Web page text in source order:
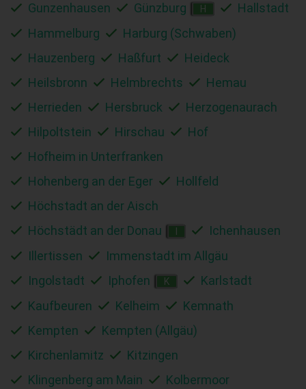
Gunzenhausen Günzburg H
Hallstadt
Hammelburg
Harburg (Schwaben)
Hauzenberg
Haßfurt
Heideck
Heilsbronn
Helmbrechts
Hemau
Herrieden
Hersbruck
Herzogenaurach
Hilpoltstein
Hirschau
Hof
Hofheim in Unterfranken
Hohenberg an der Eger
Hollfeld
Höchstadt an der Aisch
Höchstädt an der Donau
Ichenhausen
Illertissen
Immenstadt im Allgäu
Ingolstadt
Iphofen K
Karlstadt
Kaufbeuren
Kelheim
Kemnath
Kempten
Kempten (Allgäu)
Kirchenlamitz
Kitzingen
Klingenberg am Main
Kolbermoor